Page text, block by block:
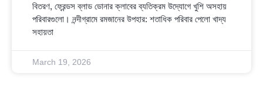
বিতরণ, ফ্রেন্ডস ব্লাড ডোনার ক্লাবের ব্যতিক্রম উদ্যোগে খুশি অসহায়
পরিবারগুলো। নন্দীগ্রামে রমজানের উপহার: শতাধিক পরিবার পেলো খাদ্য
সহায়তা
March 19, 2026